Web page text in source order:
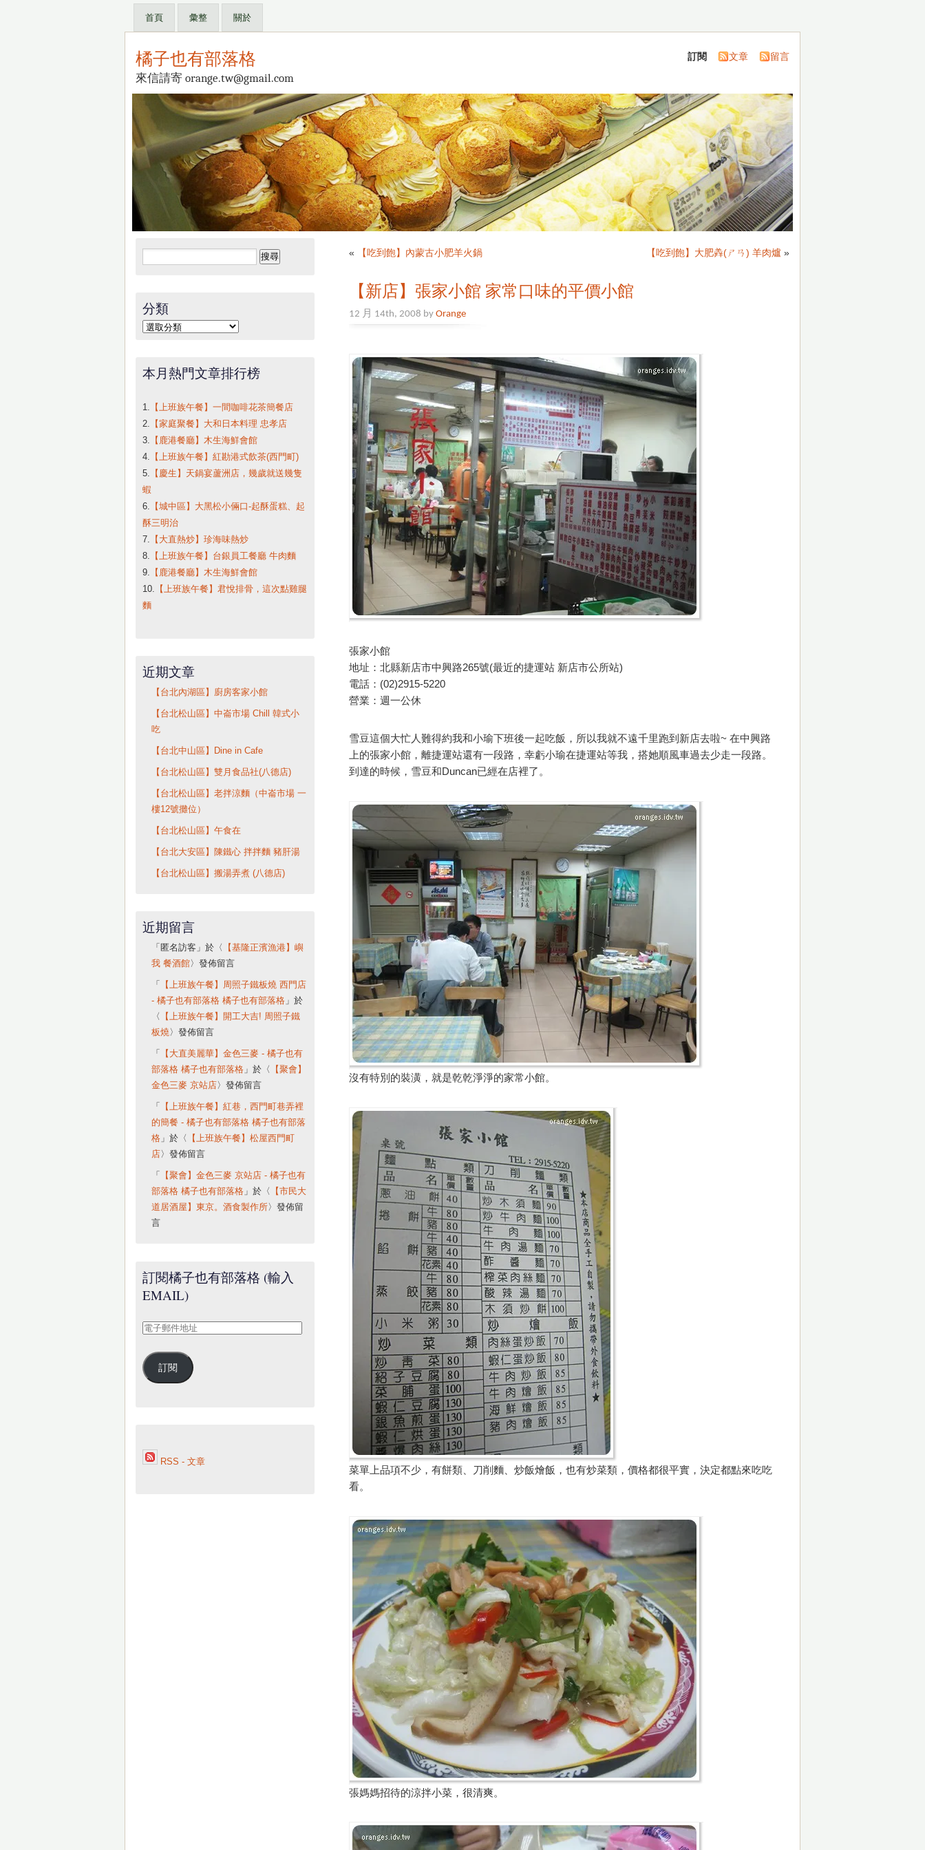
首頁 彙整 關於
橘子也有部落格
來信請寄 orange.tw@gmail.com
訂閱 文章 留言
« 【吃到飽】內蒙古小肥羊火鍋 【吃到飽】大肥羴(ㄕㄢ) 羊肉爐 »
【新店】張家小館 家常口味的平價小館
12 月 14th, 2008 byOrange
張家小館
地址：北縣新店市中興路265號(最近的捷運站 新店市公所站)
電話：(02)2915-5220
營業：週一公休
雪豆這個大忙人難得約我和小瑜下班後一起吃飯，所以我就不遠千里跑到新店去啦~ 在中興路
上的張家小館，離捷運站還有一段路，幸虧小瑜在捷運站等我，搭她順風車過去少走一段路。
到達的時候，雪豆和Duncan已經在店裡了。
沒有特別的裝潢，就是乾乾淨淨的家常小館。
菜單上品項不少，有餅類、刀削麵、炒飯燴飯，也有炒菜類，價格都很平實，決定都點來吃吃
看。
張媽媽招待的涼拌小菜，很清爽。
搜
尋
字:
分類
分
本月熱門文章排行榜
1. 【上班族午餐】一間咖啡花茶簡餐店
2. 【家庭聚餐】大和日本料理 忠孝店
3. 【鹿港餐廳】木生海鮮會館
4. 【上班族午餐】紅勘港式飲茶(西門町)
5. 【慶生】天鍋宴蘆洲店，幾歲就送幾隻
蝦
6. 【城中區】大黑松小倆口-起酥蛋糕、起
酥三明治
7. 【大直熱炒】珍海味熱炒
8. 【上班族午餐】台銀員工餐廳 牛肉麵
9. 【鹿港餐廳】木生海鮮會館
10. 【上班族午餐】君悅排骨，這次點雞腿
麵
近期文章
【台北內湖區】廚房客家小館
【台北松山區】中崙市場 Chill 韓式小
吃
【台北中山區】Dine in Cafe
【台北松山區】雙月食品社(八德店)
【台北松山區】老拌涼麵（中崙市場 一
樓12號攤位）
【台北松山區】午食在
【台北大安區】陳鐵心 拌拌麵 豬肝湯
【台北松山區】搬湯弄煮 (八德店)
近期留言
「 匿名訪客 」於〈
【基隆正濱漁港】嶼
我 餐酒館〉發佈留言
「
【上班族午餐】周照子鐵板燒 西門店
- 橘子也有部落格 橘子也有部落格」於
〈
【上班族午餐】開工大吉! 周照子鐵
板燒〉發佈留言
「
【大直美麗華】金色三麥 - 橘子也有
部落格 橘子也有部落格」於〈
【聚會】
金色三麥 京站店 〉發佈留言
「
【上班族午餐】紅巷，西門町巷弄裡
的簡餐 - 橘子也有部落格 橘子也有部落
格」於〈
【上班族午餐】松屋西門町
店 〉發佈留言
「
【聚會】金色三麥 京站店 - 橘子也有
部落格 橘子也有部落格」於〈
【市民大
道居酒屋】東京。酒食製作所〉發佈留
言
訂閱橘子也有部落格 (輸入
EMAIL)
電
郵
件
訂閱
RSS - 文章